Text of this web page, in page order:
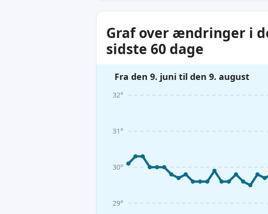
Graf over ændringer i
sidste 60 dage
Fra den 9. juni til den 9. august
29°
30°
31°
32°